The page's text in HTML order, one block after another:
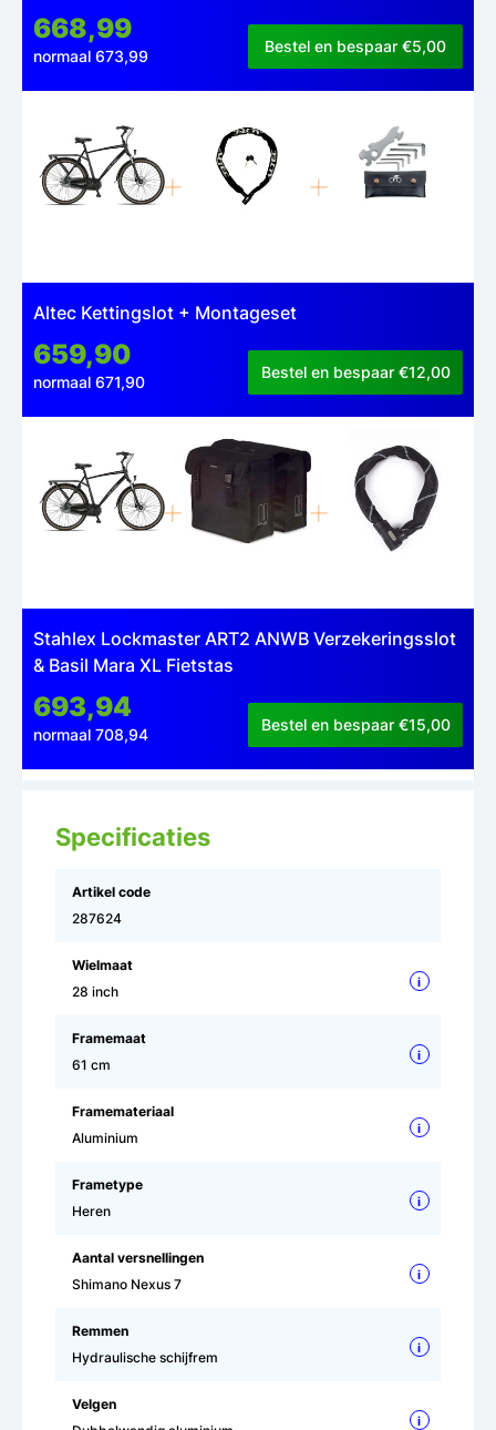
668,99
normaal 673,99
Bestel en bespaar €5,00
Altec Kettingslot + Montageset
659,90
normaal 671,90
Bestel en bespaar €12,00
Stahlex Lockmaster ART2 ANWB Verzekeringsslot
& Basil Mara XL Fietstas
693,94
normaal 708,94
Bestel en bespaar €15,00
Specificaties
Artikel code
287624
Wielmaat
28 inch
i
Framemaat
61 cm
i
Framemateriaal
Aluminium
i
Frametype
Heren
i
Aantal versnellingen
Shimano Nexus 7
i
Remmen
Hydraulische schijfrem
i
Velgen
i